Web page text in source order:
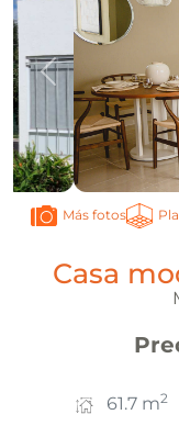
Anterior
Más fotos
Casa
61.7 m2